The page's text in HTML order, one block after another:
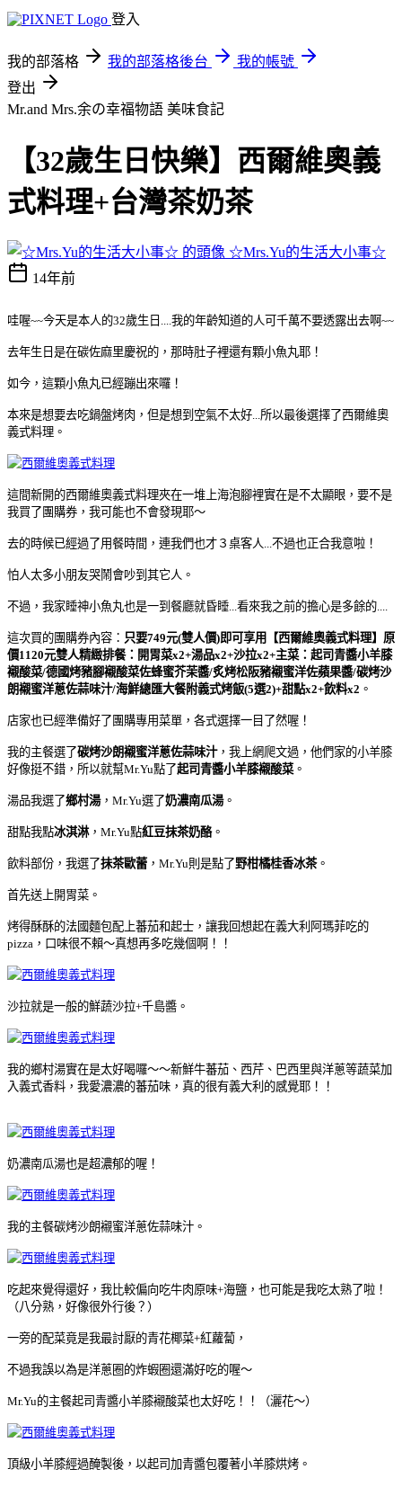
登入
我的部落格 我的部落格後台
我的帳號
登出
Mr.and Mrs.余の幸福物語 美味食記
【32歲生日快樂】西爾維奧義
式料理+台灣茶奶茶
☆Mrs.Yu的生活大小事☆
14年前
哇喔~~今天是本人的32歲生日....我的年齡知道的人可千萬不要透露出去啊~~
去年生日是在碳佐麻里慶祝的，那時肚子裡還有顆小魚丸耶！
如今，這顆小魚丸已經蹦出來囉！
本來是想要去吃鍋盤烤肉，但是想到空氣不太好...所以最後選擇了西爾維奧
義式料理。
這間新開的西爾維奧義式料理夾在一堆上海泡腳裡實在是不太顯眼，要不是
我買了團購券，我可能也不會發現耶～
去的時候已經過了用餐時間，連我們也才３桌客人...不過也正合我意啦！
怕人太多小朋友哭鬧會吵到其它人。
不過，我家睡神小魚丸也是一到餐廳就昏睡...看來我之前的擔心是多餘的....
這次買的團購券內容： 只要749元(雙人價)即可享用【西爾維奧義式料理】原
價1120元雙人精緻排餐：開胃菜x2+湯品x2+沙拉x2+主菜：起司青醬小羊膝
襯酸菜/德國烤豬腳襯酸菜佐蜂蜜芥茉醬/炙烤松阪豬襯蜜洋佐蘋果醬/碳烤沙
朗襯蜜洋蔥佐蒜味汁/海鮮總匯大餐附義式烤飯(5選2)+甜點x2+飲料x2 。
店家也已經準備好了團購專用菜單，各式選擇一目了然喔！
我的主餐選了碳烤沙朗襯蜜洋蔥佐蒜味汁，我上網爬文過，他們家的小羊膝
好像挺不錯，所以就幫Mr.Yu點了起司青醬小羊膝襯酸菜。
湯品我選了鄉村湯，Mr.Yu選了奶濃南瓜湯。
甜點我點冰淇淋，Mr.Yu點紅豆抹茶奶酪。
飲料部份，我選了抺茶歐蕾 ，Mr.Yu則是點了野柑橘桂香冰茶。
首先送上開胃菜。
烤得酥酥的法國麵包配上蕃茄和起士，讓我回想起在義大利阿瑪菲吃的
pizza，口味很不賴～真想再多吃幾個啊！！
沙拉就是一般的鮮蔬沙拉+千島醬。
我的鄉村湯實在是太好喝囉～～新鮮牛蕃茄、西芹、巴西里與洋蔥等蔬菜加
入義式香料，我愛濃濃的蕃茄味，真的很有義大利的感覺耶！！
奶濃南瓜湯也是超濃郁的喔！
我的主餐碳烤沙朗襯蜜洋蔥佐蒜味汁。
吃起來覺得還好，我比較偏向吃牛肉原味+海鹽，也可能是我吃太熟了啦！
（八分熟，好像很外行後？ ）
一旁的配菜竟是我最討厭的青花椰菜+紅蘿蔔，
不過我誤以為是洋蔥圈的炸蝦圈還滿好吃的喔～
Mr.Yu的主餐起司青醬小羊膝襯酸菜也太好吃！！（灑花～）
頂級小羊膝經過醃製後，以起司加青醬包覆著小羊膝烘烤。